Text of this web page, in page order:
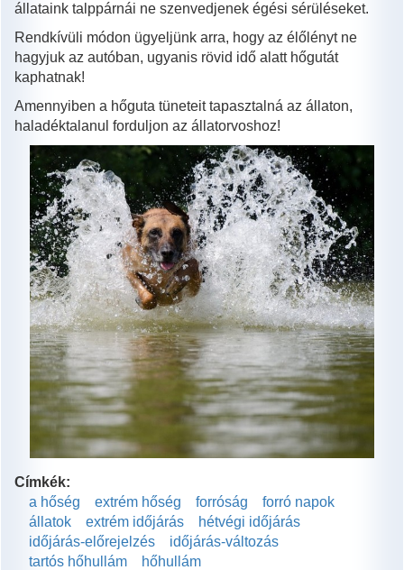
állataink talppárnái ne szenvedjenek égési sérüléseket.
Rendkívüli módon ügyeljünk arra, hogy az élőlényt ne
hagyjuk az autóban, ugyanis rövid idő alatt hőgutát
kaphatnak!
Amennyiben a hőguta tüneteit tapasztalná az állaton,
haladéktalanul forduljon az állatorvoshoz!
Címkék:
a hőség
extrém hőség forróság
forró napok
állatok
extrém időjárás
hétvégi időjárás
időjárás-előrejelzés
időjárás-változás
tartós hőhullám
hőhullám